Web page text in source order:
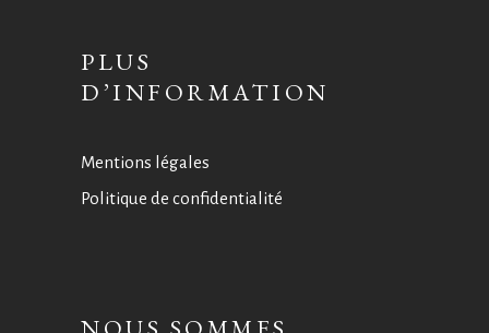
PLUS
D’INFORMATION
Mentions légales
Politique de confidentialité